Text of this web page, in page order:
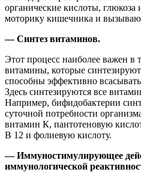
органические кислоты,
моторику кишечника и
— Синтез витаминов.
Этот процесс наиболее важен в
витамины, которые
способны эффективно
Здесь синтезируются все
Например, бифидобактерии
суточной потребности
витамин К, пантотеновую
В 12 и фолиевую кислоту.
— Иммуностимулирующее
иммунологической